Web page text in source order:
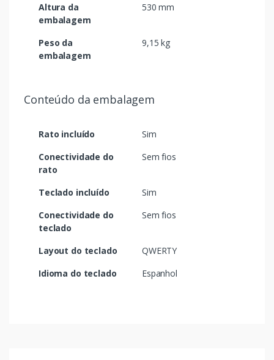
Altura da
embalagem
530 mm
Peso da
embalagem
9,15 kg
Conteúdo da embalagem
Rato incluído
Sim
Conectividade do
rato
Sem fios
Teclado incluído
Sim
Conectividade do
teclado
Sem fios
Layout do teclado
QWERTY
Idioma do teclado
Espanhol